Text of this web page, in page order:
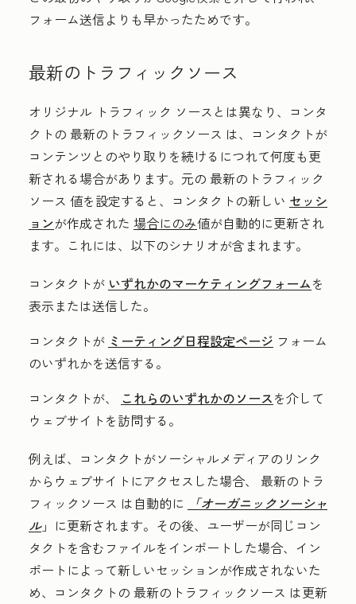
フォーム送信よりも早かったためです。
最新のトラフィックソース
オリジナル トラフィック ソース とは異なり、コンタ
クトの 最新のトラフィックソース は、コンタクトが
コンテンツとのやり取りを続けるにつれて何度も更
新される場合があります。元の 最新のトラフィック
ソース 値を設定すると、コンタクトの新しい セッシ
ョンが作成された 場合にのみ値が自動的に更新され
ます。これには、以下のシナリオが含まれます。
コンタクトが いずれかのマーケティングフォームを
表示または送信した。
コンタクトが ミーティング日程設定ページ フォーム
のいずれかを送信する。
コンタクトが、
これらのいずれかのソースを介して
ウェブサイトを訪問する。
例えば、コンタクトがソーシャルメディアのリンク
からウェブサイトにアクセスした場合、 最新のトラ
フィックソース は自動的に
「オーガニックソーシャ
ル」に更新されます。その後、ユーザーが同じコン
タクトを含むファイルをインポートした場合、イン
ポートによって新しいセッションが作成されないた
め、コンタクトの 最新のトラフィックソース は更新